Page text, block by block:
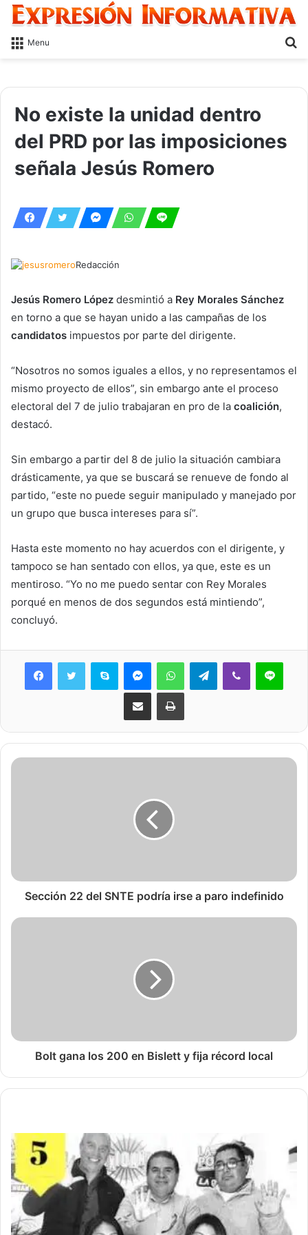
Menu
No existe la unidad dentro
del PRD por las imposiciones
señala Jesús Romero
Redacción
Jesús Romero López desmintió a Rey Morales Sánchez
en torno a que se hayan unido a las campañas de los
candidatos impuestos por parte del dirigente.
“Nosotros no somos iguales a ellos, y no representamos el
mismo proyecto de ellos”, sin embargo ante el proceso
electoral del 7 de julio trabajaran en pro de la coalición,
destacó.
Sin embargo a partir del 8 de julio la situación cambiara
drásticamente, ya que se buscará se renueve de fondo al
partido, “este no puede seguir manipulado y manejado por
un grupo que busca intereses para sí”.
Hasta este momento no hay acuerdos con el dirigente, y
tampoco se han sentado con ellos, ya que, este es un
mentiroso. “Yo no me puedo sentar con Rey Morales
porqué en menos de dos segundos está mintiendo”,
concluyó.
Skype MessengerWhatsAppTelegramViber Line
Share via Email Print
Sección 22 del SNTE podría irse a paro indefinido
Bolt gana los 200 en Bislett y fija récord local